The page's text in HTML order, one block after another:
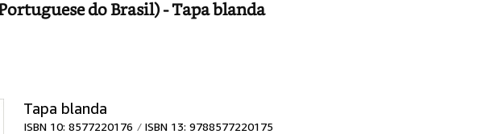
do Brasil) - Tapa blanda
Tapa blanda
ISBN 10: 8577220176
ISBN 13: 9788577220175